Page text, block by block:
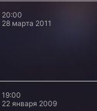
20:00
28 марта 2011
19:00
22 января 2009